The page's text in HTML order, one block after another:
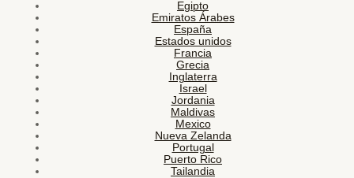
Egipto
Emiratos Árabes
España
Estados unidos
Francia
Grecia
Inglaterra
Israel
Jordania
Maldivas
Mexico
Nueva Zelanda
Portugal
Puerto Rico
Tailandia